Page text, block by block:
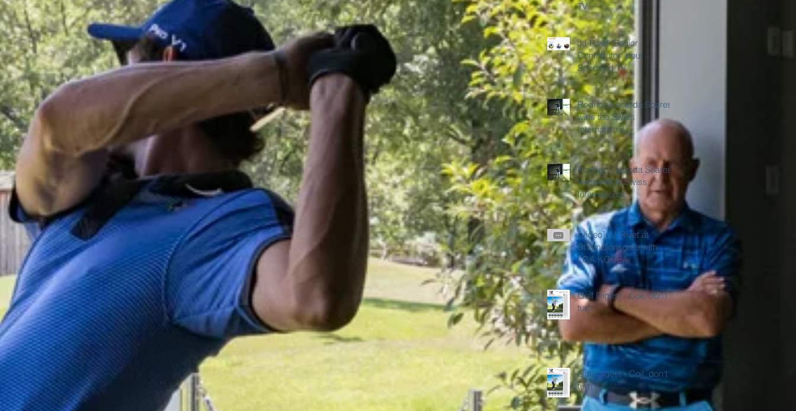
TV
JJ Rivet "Senior
Contributor" pour
SportsEd TV
Rodrigo Lacerda Soares
wins the Swiss
International
Championships
Rodrigo Lacerda Soares
remporte le Swiss
International
Championships
[Video] JJ Rivet at
Championsgate with
LGA KOREA
Golf Digest - Coil, don't
turn
Golf Digest - Coil, don't
turn